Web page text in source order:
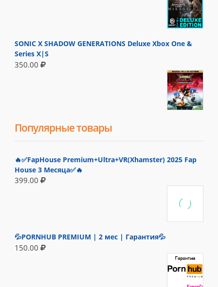
SONIC X SHADOW GENERATIONS Deluxe Xbox One &
Series X|S
350.00
Популярные товары
🔥✅FapHouse Premium+Ultra+VR(Xhamster) 2025 Fap
House 3 Месяца✅🔥
399.00
💦PORNHUB PREMIUM | 2 мес | Гарантия💦
150.00